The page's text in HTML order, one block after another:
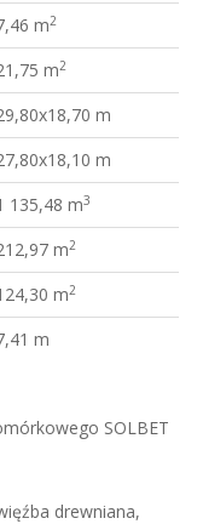
m2
m2
m
m
135,48 m3
m2
m2
m
SOLBET
drewniana,